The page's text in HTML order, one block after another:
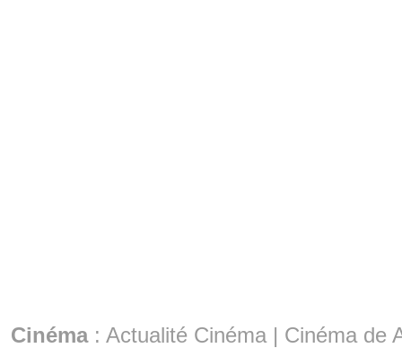
Cinéma: Actualité Cinéma | Cinéma de